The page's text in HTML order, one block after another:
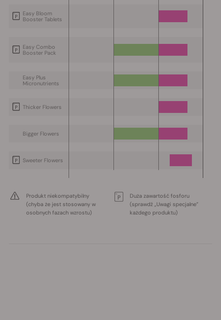
Easy Bloom
Booster Tablets
Easy Combo
Booster Pack
Easy Plus
Micronutrients
Thicker Flowers
Bigger Flowers
Sweeter Flowers
Produkt niekompatybilny
(chyba że jest stosowany w
osobnych fazach wzrostu)
Duża zawartość fosforu
(sprawdź „Uwagi specjalne”
każdego produktu)